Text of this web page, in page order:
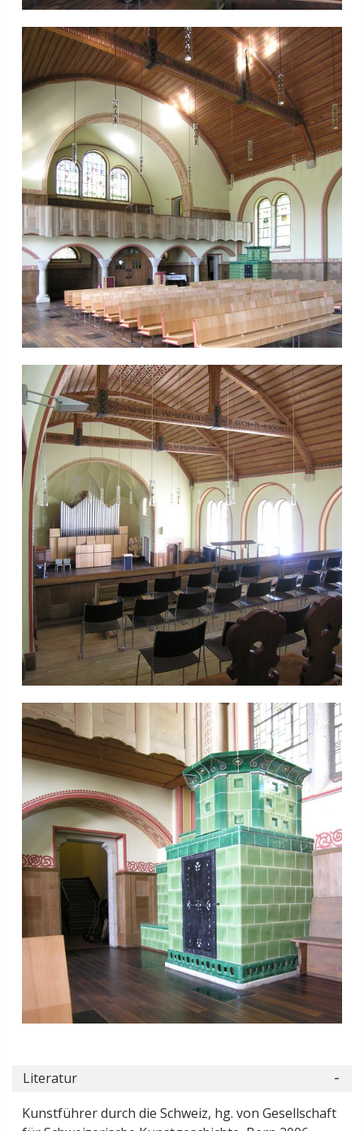
Literatur
Kunstführer durch die Schweiz, hg. von Gesellschaft